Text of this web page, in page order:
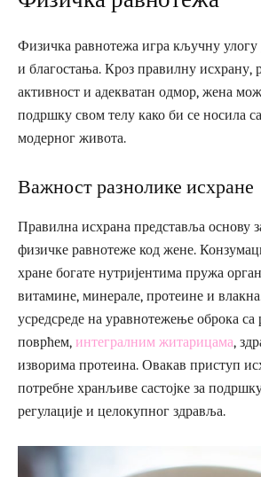
Физичка равнотежа игра кључну
и благостања. Кроз правилну исхрану,
активност и адекватан одмор, жена
подршку свом телу како би се носила
модерног живота.
Важност разнолике исхране
Правилна исхрана представља основу
физичке равнотеже код жене.
хране богате нутријентима пружа
витамине, минерале, протеине и
усредсреде на уравнотежење оброка
поврћем, интегралним житарицама,
изворима протеина. Овакав приступ
потребне хранљиве састојке за
регулације и целокупног здравља.